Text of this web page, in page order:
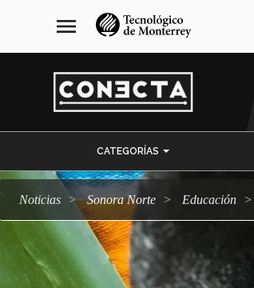
navegación
principal
menu
CATEGORÍAS
Noticias Sonora Norte Educación